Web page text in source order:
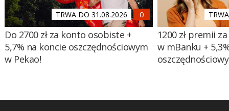
TRWA DO 31.08.2026
Do 2700 zł za konto osobiste +
5,7% na koncie oszczędnościowym
w Pekao!
1200 zł premii
w mBanku +